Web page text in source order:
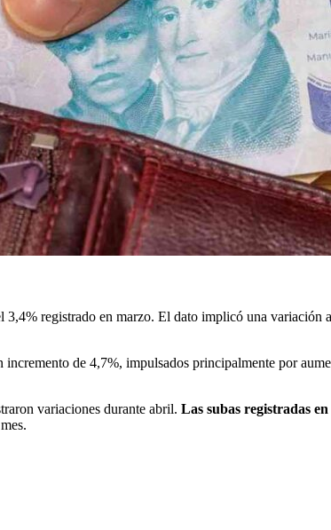
registrado en marzo. El dato implicó una variación
de 4,7%, impulsados principalmente por
variaciones durante abril. Las subas registradas